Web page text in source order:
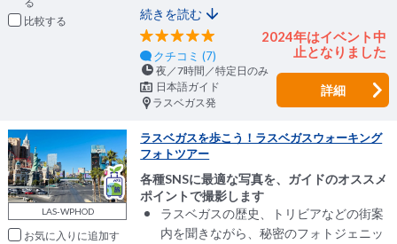
比較 続きを読む
2024年はイベント中
止となりました
クチコミ (7)
夜／7時間／特定日のみ
日本語ガイド
ラスベガス発
詳細
LAS-WPHOD
お気に入りに追加
ラスベガスを歩こう！ラスベガスウォーキング
フォトツアー
各種SNSに最適な写真を、ガイドのオススメ
ポイントで撮影します
ラスベガスの歴史、トリビアなどの街案
内を聞きながら、秘密のフォトジェニッ